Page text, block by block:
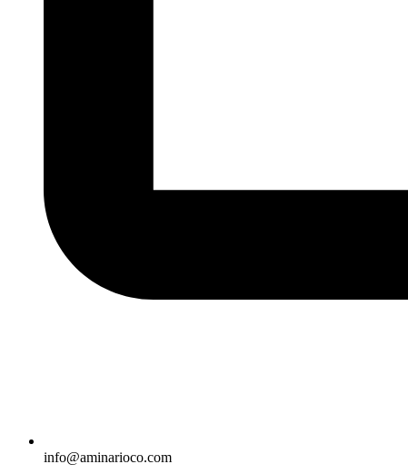
info@aminarioco.com